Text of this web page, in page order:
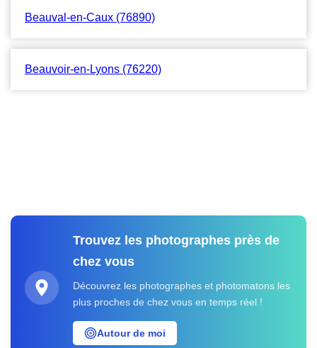
Beauval-en-Caux (76890)
Beauvoir-en-Lyons (76220)
Trouvez les photographes près de
chez vous
Découvrez les photographes et photomatons les
plus proches de chez vous en temps réel !
Autour de moi